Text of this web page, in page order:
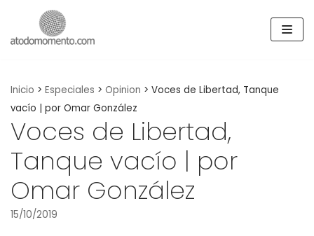
Skip
Inicio > Especiales > Opinion > Voces de Libertad, Tanque
vacío | por Omar González
Voces de Libertad,
Tanque vacío | por
Omar González
15/10/2019